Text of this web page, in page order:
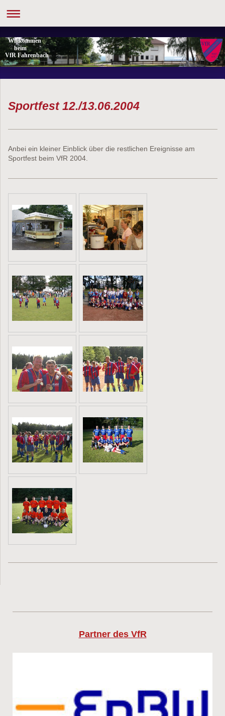
Willkommen
beim
VfR Fahrenbach
Sportfest 12./13.06.2004
Anbei ein kleiner Einblick über die restlichen Ereignisse am
Sportfest beim VfR 2004.
Partner des VfR